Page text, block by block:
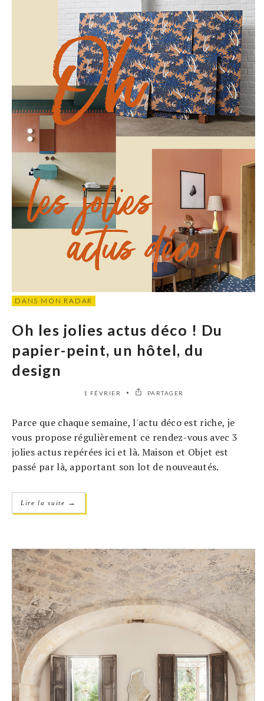
DANS MON RADAR
Oh les jolies actus déco ! Du
papier-peint, un hôtel, du
design
1 FÉVRIER PARTAGER
Parce que chaque semaine, l'actu déco est riche, je
vous propose régulièrement ce rendez-vous avec 3
jolies actus repérées ici et là. Maison et Objet est
passé par là, apportant son lot de nouveautés.
Lire la suite →